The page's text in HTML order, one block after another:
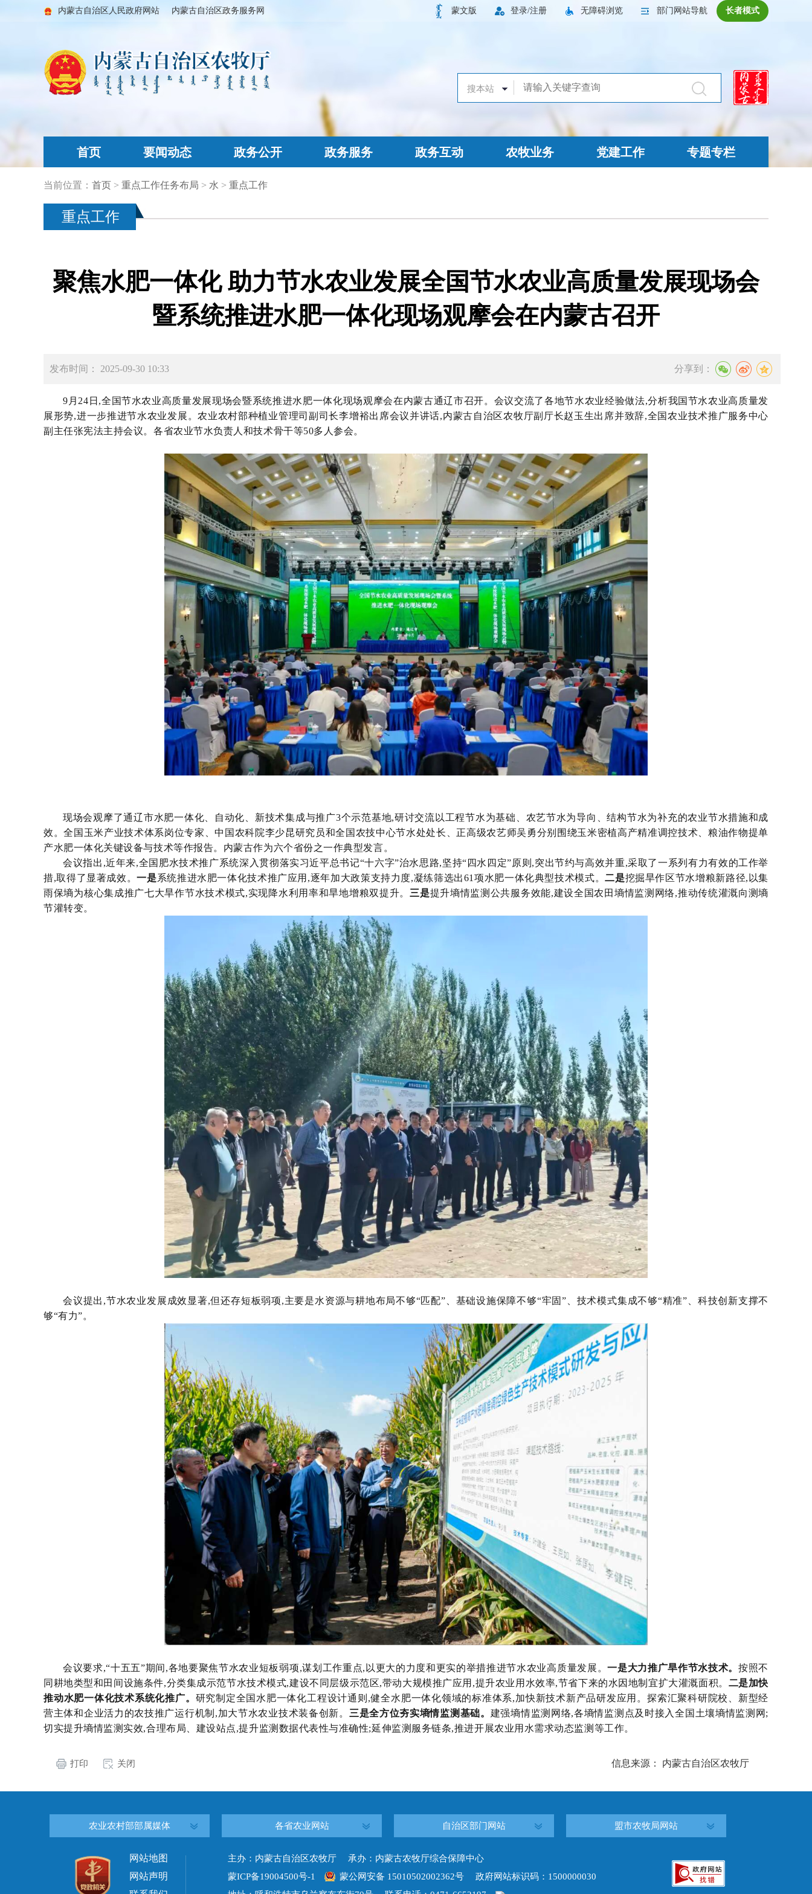
内蒙古自治区人民政府网站 内蒙古自治区政务服务网 长者模式
部门网站导航
无障碍浏览
登录/注册
蒙文版
首页 要闻动态 政务公开 政务服务 政务互动 农牧业务 党建工作 专题专栏
当前位置： 首页 > 重点工作任务布局 > 水 > 重点工作
重点工作
聚焦水肥一体化 助力节水农业发展全国节水农业高质量发展现场会
暨系统推进水肥一体化现场观摩会在内蒙古召开
发布时间： 2025-09-30 10:33 分享到：
9月24日,全国节水农业高质量发展现场会暨系统推进水肥一体化现场观摩会在内蒙古通辽市召开。会议交流了各地节水农业经验做法,分析我国节水农业高质量发
展形势,进一步推进节水农业发展。农业农村部种植业管理司副司长李增裕出席会议并讲话,内蒙古自治区农牧厅副厅长赵玉生出席并致辞,全国农业技术推广服务中心
副主任张宪法主持会议。 各省农业节水负责人和技术骨干等50多人参会。
现场会观摩了通辽市水肥一体化、自动化、新技术集成与推广3个示范基地,研讨交流以工程节水为基础、农艺节水为导向、结构节水为补充的农业节水措施和成
效。全国玉米产业技术体系岗位专家、中国农科院李少昆研究员和全国农技中心节水处处长、正高级农艺师吴勇分别围绕玉米密植高产精准调控技术、粮油作物提单
产水肥一体化关键设备与技术等作报告。 内蒙古作为六个省份之一作典型发言。
会议指出,近年来,全国肥水技术推广系统深入贯彻落实习近平总书记“十六字”治水思路,坚持“四水四定”原则,突出节约与高效并重,采取了一系列有力有效的工作举
措,取得了显著成效。一是系统推进水肥一体化技术推广应用,逐年加大政策支持力度,凝练筛选出61项水肥一体化典型技术模式。二是挖掘旱作区节水增粮新路径,以集
雨保墒为核心集成推广七大旱作节水技术模式,实现降水利用率和旱地增粮双提升。 三是提升墒情监测公共服务效能,建设全国农田墒情监测网络,推动传统灌溉向测墒
节灌转变。
会议提出,节水农业发展成效显著,但还存短板弱项,主要是水资源与耕地布局不够“匹配”、基础设施保障不够“牢固”、技术模式集成不够“精准”、科技创新支撑不
够“有力”。
会议要求,“十五五”期间,各地要聚焦节水农业短板弱项,谋划工作重点,以更大的力度和更实的举措推进节水农业高质量发展。一是大力推广旱作节水技术。按照不
同耕地类型和田间设施条件,分类集成示范节水技术模式,建设不同层级示范区,带动大规模推广应用,提升农业用水效率,节省下来的水因地制宜扩大灌溉面积。 二是加快
推动水肥一体化技术系统化推广。 研究制定全国水肥一体化工程设计通则,健全水肥一体化领域的标准体系,加快新技术新产品研发应用。探索汇聚科研院校、新型经
营主体和企业活力的农技推广运行机制,加大节水农业技术装备创新。 三是全方位夯实墒情监测基础。 建强墒情监测网络,各墒情监测点及时接入全国土壤墒情监测网;
切实提升墒情监测实效,合理布局、建设站点,提升监测数据代表性与准确性;延伸监测服务链条,推进开展农业用水需求动态监测等工作。
打印 关闭 信息来源： 内蒙古自治区农牧厅
农业农村部部属媒体 各省农业网站 自治区部门网站 盟市农牧局网站
网站地图
网站声明
主办：内蒙古自治区农牧厅 承办：内蒙古农牧厅综合保障中心
蒙ICP备19004500号-1
蒙公网安备 15010502002362号 政府网站标识码：1500000030